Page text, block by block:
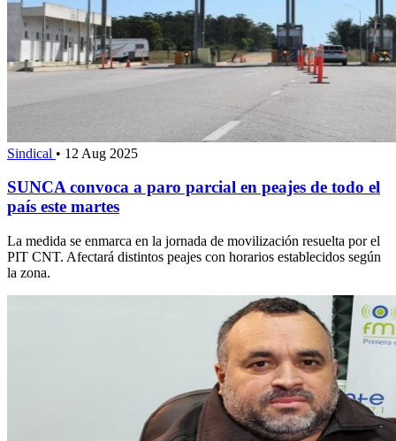
Sindical • 12 Aug 2025
SUNCA convoca a paro parcial en peajes de todo el
país este martes
La medida se enmarca en la jornada de movilización resuelta por el
PIT CNT. Afectará distintos peajes con horarios establecidos según
la zona.